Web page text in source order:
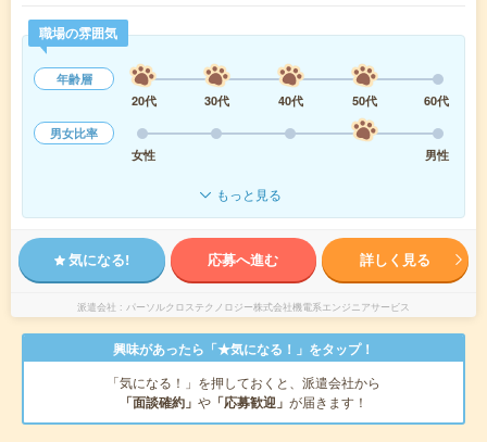
職場の雰囲気
年齢層
20代
30代 40代 50代
60代
男女比率
女性
男性
もっと見る
気になる! 応募へ進む 詳しく見る
派遣会社 パーソルクロステクノロジー株式会社機電系エンジニアサービス
興味があったら「★気になる！」をタップ！
「気になる！」を押しておくと、派遣会社から
「面談確約」 や 「応募歓迎」 が届きます！